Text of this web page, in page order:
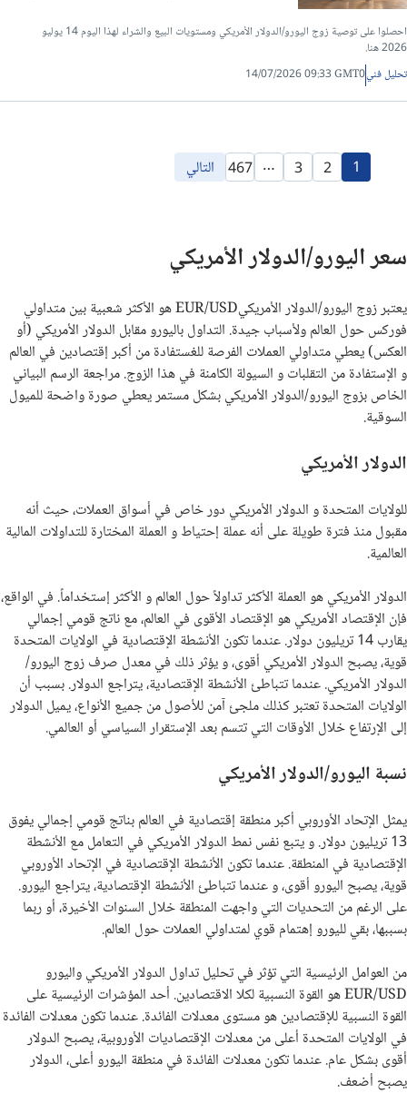
احصلوا على توصية زوج اليورو/الدولار الأمريكي ومستويات البيع والشراء لهذا اليوم 14 يوليو
2026 هنا.
تحليل فني14/07/2026 09:33 GMT0
1
2
3
…
467 التالي
سعر اليورو/الدولار الأمريكي
يعتبر زوج اليورو/الدولار الأمريكيEUR/USD هو الأكثر شعبية بين متداولي
فوركس حول العالم ولأسباب جيدة. التداول باليورو مقابل الدولار الأمريكي (أو
العكس) يعطي متداولي العملات الفرصة للغستفادة من أكبر إقتصادين في العالم
و الإستفادة من التقلبات و السيولة الكامنة في هذا الزوج. مراجعة الرسم البياني
الخاص بزوج اليورو/الدولار الأمريكي بشكل مستمر يعطي صورة واضحة للميول
السوقية.
الدولار الأمريكي
للولايات المتحدة و الدولار الأمريكي دور خاص في أسواق العملات، حيث أنه
مقبول منذ فترة طويلة على أنه عملة إحتياط و العملة المختارة للتداولات المالية
العالمية.
الدولار الأمريكي هو العملة الأكثر تداولاً حول العالم و الأكثر إستخداماً. في الواقع،
فإن الإقتصاد الأمريكي هو الإقتصاد الأقوى في العالم، مع ناتج قومي إجمالي
يقارب 14 تريليون دولار. عندما تكون الأنشطة الإقتصادية في الولايات المتحدة
قوية، يصبح الدولار الأمريكي أقوى، و يؤثر ذلك في معدل صرف زوج اليورو/
الدولار الأمريكي. عندما تتباطئ الأنشطة الإقتصادية، يتراجع الدولار. بسبب أن
الولايات المتحدة تعتبر كذلك ملجئ آمن للأصول من جميع الأنواع، يميل الدولار
إلى الإرتفاع خلال الأوقات التي تتسم بعد الإستقرار السياسي أو العالمي.
نسبة اليورو/الدولار الأمريكي
يمثل الإتحاد الأوروبي أكبر منطقة إقتصادية في العالم بناتج قومي إجمالي يفوق
13 تريليون دولار. و يتبع نفس نمط الدولار الأمريكي في التعامل مع الأنشطة
الإقتصادية في المنطقة. عندما تكون الأنشطة الإقتصادية في الإتحاد الأوروبي
قوية، يصبح اليورو أقوى، و عندما تتباطئ الأنشطة الإقتصادية، يتراجع اليورو.
على الرغم من التحديات التي واجهت المنطقة خلال السنوات الأخيرة، أو ربما
بسببها، بقي لليورو إهتمام قوي لمتداولي العملات حول العالم.
من العوامل الرئيسية التي تؤثر في تحليل تداول الدولار الأمريكي واليورو
EUR/USD هو القوة النسبية لكلا الاقتصادين. أحد المؤشرات الرئيسية على
القوة النسبية للإقتصادين هو مستوى معدلات الفائدة. عندما تكون معدلات الفائدة
في الولايات المتحدة أعلى من معدلات الإقتصاديات الأوروبية، يصبح الدولار
أقوى بشكل عام. عندما تكون معدلات الفائدة في منطقة اليورو أعلى، الدولار
يصبح أضعف.